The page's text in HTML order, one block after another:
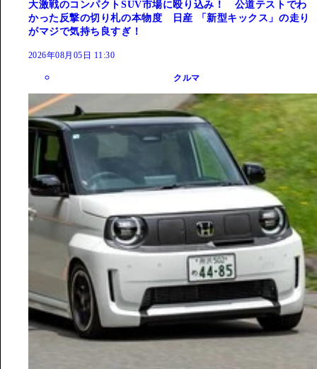
大激戦のコンパクトSUV市場に殴り込み！ 公道テストでわ
かった反撃の切り札の本物度 日産 「新型キックス」の走り
がマジで気持ち良すぎ！
2026年08月05日 11:30
クルマ